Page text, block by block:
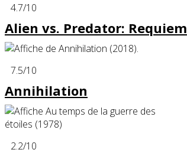
4.7/10
Alien vs. Predator: Requiem
7.5/10
Annihilation
2.2/10